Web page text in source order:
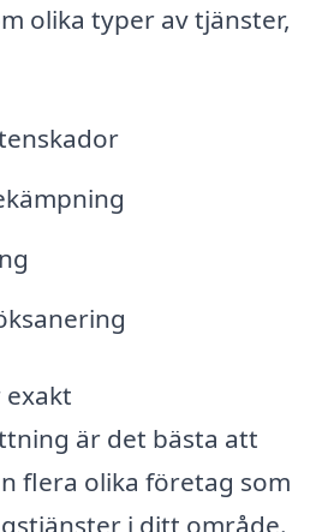
olika typer av tjänster,
exakt
är det bästa att
flera olika företag som
i ditt område.